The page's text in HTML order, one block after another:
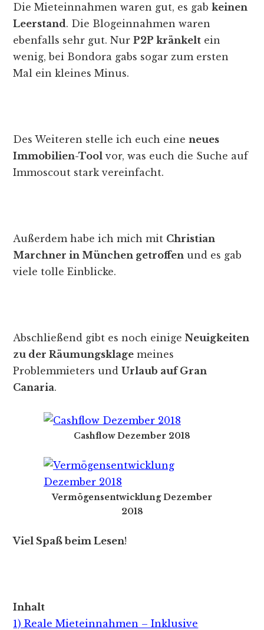
Die Mieteinnahmen waren gut, es gabkeinen
Leerstand. Die Blogeinnahmen waren
ebenfalls sehr gut. NurP2P kränkelt ein
wenig, bei Bondora gabs sogar zum ersten
Mal ein kleines Minus.
Des Weiteren stelle ich euch eineneues
Immobilien-Tool vor, was euch die Suche auf
Immoscout stark vereinfacht.
Außerdem habe ich mich mit Christian
Marchner in München getroffen und es gab
viele tolle Einblicke.
Abschließend gibt es noch einigeNeuigkeiten
zu der Räumungsklage meines
Problemmieters undUrlaub auf Gran
Canaria.
Cashflow Dezember 2018
Vermögensentwicklung Dezember
2018
Viel Spaß beim Lesen!
Inhalt
1) Reale Mieteinnahmen – Inklusive